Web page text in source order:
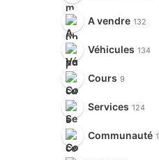
A vendre 132
Véhicules 134
Cours 9
Services 124
Communauté 1